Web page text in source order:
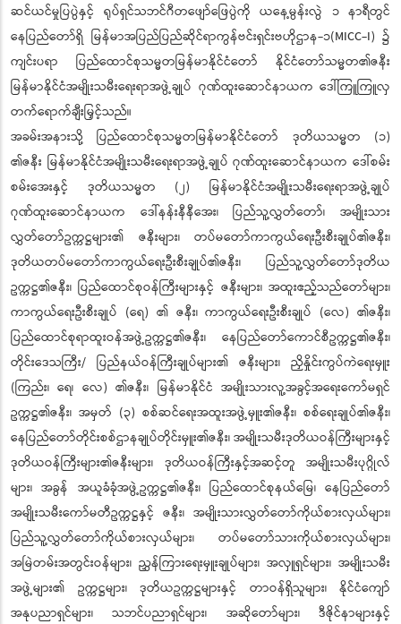
ဆင်ယင်မှုပြပွဲနှင့် ရုပ်ရှင်သဘင်ဂီတဖျော်ဖြေပွဲကို ယနေ့မွန်းလွဲ ၁ နာရီတွင်
နေပြည်တော်ရှိ မြန်မာအပြည်ပြည်ဆိုင်ရာကွန်ဗင်းရှင်းဗဟိုဌာန-၁(MICC-I) ၌
ကျင်းပရာ ပြည်ထောင်စုသမ္မတမြန်မာနိုင်ငံတော် နိုင်ငံတော်သမ္မတ၏ဇနီး
မြန်မာနိုင်ငံအမျိုးသမီးရေးရာအဖွဲ့ချုပ် ဂုဏ်ထူးဆောင်နာယက ဒေါ်ကြူကြူလှ
တက်ရောက်ချီးမြှင့်သည်။
အခမ်းအနားသို့ ပြည်ထောင်စုသမ္မတမြန်မာနိုင်ငံတော် ဒုတိယသမ္မတ (၁)
၏ဇနီး မြန်မာနိုင်ငံအမျိုးသမီးရေးရာအဖွဲ့ချုပ် ဂုဏ်ထူးဆောင်နာယက ဒေါ်စမ်း
စမ်းအေးနှင့် ဒုတိယသမ္မတ (၂) မြန်မာနိုင်ငံအမျိုးသမီးရေးရာအဖွဲ့ချုပ်
ဂုဏ်ထူးဆောင်နာယက ဒေါ်နန်းနီနီအေး၊ ပြည်သူ့လွှတ်တော်၊ အမျိုးသား
လွှတ်တော်ဥက္ကဋ္ဌများ၏ ဇနီးများ၊ တပ်မတော်ကာကွယ်ရေးဦးစီးချုပ်၏ဇနီး၊
ဒုတိယတပ်မတော်ကာကွယ်ရေးဦးစီးချုပ်၏ဇနီး၊ ပြည်သူ့လွှတ်တော်ဒုတိယ
ဥက္ကဋ္ဌ၏ဇနီး၊ ပြည်ထောင်စုဝန်ကြီးများနှင့် ဇနီးများ၊ အထူးဧည့်သည်တော်များ၊
ကာကွယ်ရေးဦးစီးချုပ် (ရေ) ၏ ဇနီး၊ ကာကွယ်ရေးဦးစီးချုပ် (လေ) ၏ဇနီး၊
ပြည်ထောင်စုရာထူးဝန်အဖွဲ့ဥက္ကဋ္ဌ၏ဇနီး၊ နေပြည်တော်ကောင်စီဥက္ကဋ္ဌ၏ဇနီး၊
တိုင်းဒေသကြီး/ ပြည်နယ်ဝန်ကြီးချုပ်များ၏ ဇနီးများ၊ ညှိနှိုင်းကွပ်ကဲရေးမှူး
(ကြည်း၊ ရေ၊ လေ) ၏ဇနီး၊ မြန်မာနိုင်ငံ အမျိုးသားလူ့အခွင့်အရေးကော်မရှင်
ဥက္ကဋ္ဌ၏ဇနီး၊ အမှတ် (၃) စစ်ဆင်ရေးအထူးအဖွဲ့မှူး၏ဇနီး၊ စစ်ရေးချုပ်၏ဇနီး၊
နေပြည်တော်တိုင်းစစ်ဌာနချုပ်တိုင်းမှူး၏ဇနီး၊ အမျိုးသမီးဒုတိယဝန်ကြီးများနှင့်
ဒုတိယဝန်ကြီးများ၏ဇနီးများ၊ ဒုတိယဝန်ကြီးနှင့်အဆင့်တူ အမျိုးသမီးပုဂ္ဂိုလ်
များ၊ အခွန် အယူခံခုံအဖွဲ့ဥက္ကဋ္ဌ၏ဇနီး၊ ပြည်ထောင်စုနယ်မြေ၊ နေပြည်တော်
အမျိုးသမီးကော်မတီဥက္ကဋ္ဌနှင့် ဇနီး၊ အမျိုးသားလွှတ်တော်ကိုယ်စားလှယ်များ၊
ပြည်သူ့လွှတ်တော်ကိုယ်စားလှယ်များ၊ တပ်မတော်သားကိုယ်စားလှယ်များ၊
အမြဲတမ်းအတွင်းဝန်များ၊ ညွှန်ကြားရေးမှူးချုပ်များ၊ အလှူရှင်များ၊ အမျိုးသမီး
အဖွဲ့များ၏ ဥက္ကဋ္ဌများ၊ ဒုတိယဥက္ကဋ္ဌများနှင့် တာဝန်ရှိသူများ၊ နိုင်ငံကျော်
အနုပညာရှင်များ၊ သဘင်ပညာရှင်များ၊ အဆိုတော်များ၊ ဒီဇိုင်နာများနှင့်